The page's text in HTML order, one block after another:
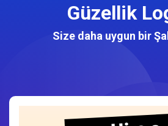
Güzellik
Size daha uygun bir